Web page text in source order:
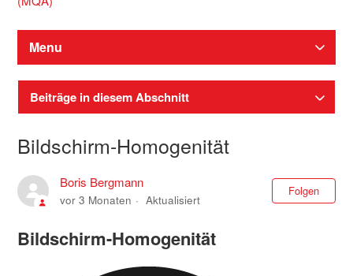
Menu
Beiträge in diesem Abschnitt
Bildschirm-Homogenität
Boris Bergmann
vor 3 Monaten Aktualisiert
Folgen
Bildschirm-Homogenität